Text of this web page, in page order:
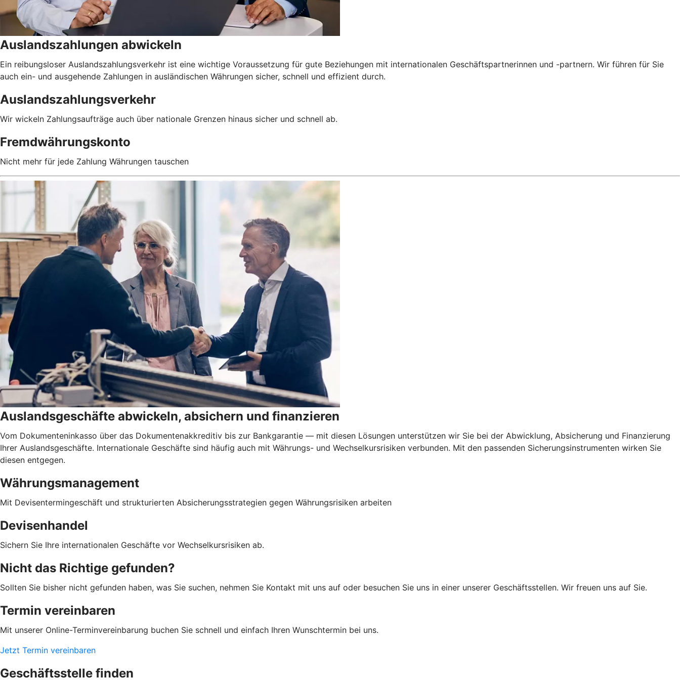
Auslandszahlungen abwickeln
Ein reibungsloser Auslandszahlungsverkehr ist eine wichtige Voraussetzung für gute Beziehungen mit internationalen Geschäftspartnerinnen und -partnern. Wir führen für Sie
auch ein- und ausgehende Zahlungen in ausländischen Währungen sicher, schnell und effizient durch.
Auslandszahlungsverkehr
Wir wickeln Zahlungsaufträge auch über nationale Grenzen hinaus sicher und schnell ab.
Fremdwährungskonto
Nicht mehr für jede Zahlung Währungen tauschen
Auslandsgeschäfte abwickeln, absichern und finanzieren
Vom Dokumenteninkasso über das Dokumentenakkreditiv bis zur Bankgarantie — mit diesen Lösungen unterstützen wir Sie bei der Abwicklung, Absicherung und Finanzierung
Ihrer Auslandsgeschäfte. Internationale Geschäfte sind häufig auch mit Währungs- und Wechselkursrisiken verbunden. Mit den passenden Sicherungsinstrumenten wirken Sie
diesen entgegen.
Währungsmanagement
Mit Devisentermingeschäft und strukturierten Absicherungsstrategien gegen Währungsrisiken arbeiten
Devisenhandel
Sichern Sie Ihre internationalen Geschäfte vor Wechselkursrisiken ab.
Nicht das Richtige gefunden?
Sollten Sie bisher nicht gefunden haben, was Sie suchen, nehmen Sie Kontakt mit uns auf oder besuchen Sie uns in einer unserer Geschäftsstellen. Wir freuen uns auf Sie.
Termin vereinbaren
Mit unserer Online-Terminvereinbarung buchen Sie schnell und einfach Ihren Wunschtermin bei uns.
Jetzt Termin vereinbaren
Geschäftsstelle finden